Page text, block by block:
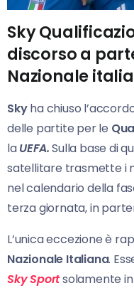
Sky
discorso a
Nazionale
Skyha chiuso
delle partite per le
laUEFA.Sulla base di
satellitare trasmette i
nel calendario della
terza giornata, in
L’unica eccezione è
Nazionale Italiana.
Sky Sportsolamente in